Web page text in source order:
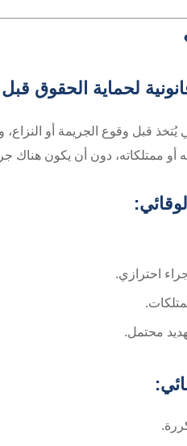
قانونية لحماية الحقوق
يُتخذ قبل وقوع الجريمة أو
أو ممتلكاته، دون أن يكون هناك
احترازي.
محتمل.